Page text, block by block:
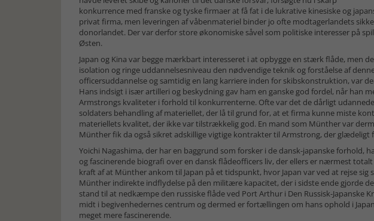
konkurrence med franske og tyske firmaer at få fat i de lukrative kinesiske og
privat firma, men leveringen af våbenmateriel binder jo ofte modtagerlandets
donorlandet. Der var derfor store økonomiske såvel som politiske interesser på
Østen.
Japan og Kina var begge mærkbart interesseret i at opbygge en stærk flåde, men
isolation og ringe uddannelsesniveau den nødvendige teknik og forståelse af
officersuddannelse og samtidig en lang karriere inden for skibskonstruktion, var
Hans indsigt i især artilleri og beskydning gav ham en ganske god fordel, når han
Armstrongs kvaliteter i forhold til konkurrenterne. Ofte var det de dårligt
soldaters behandling af materiellet, der lå til grund for, at et firma kunne miste
materiellets kvalitet, der ikke var tilstrækkelig god. En mand som Münther var
Münther fik da også sikret adskillige vigtige kontrakter til Armstrong, der glædeligt
Yoichi Nagashima, der har en baggrund som forsker i de dansk-japanske forhold,
og fascinerende biografi over en dansk flådeofficers liv, der ellers er nærmest
kraft af at Münther ankom til Japan på et tidspunkt, hvor Japan var ved at rejse sig
Münther indirekte indflydelse på den militære kapacitet, der i sidste ende gjorde
stand til at nedkæmpe den russiske flåde ved Port Arthur i Den Russisk-Japanske
midt i begivenhedernes centrum og dermed er fortællingen om hans ophold i
meget mere fascinerende.